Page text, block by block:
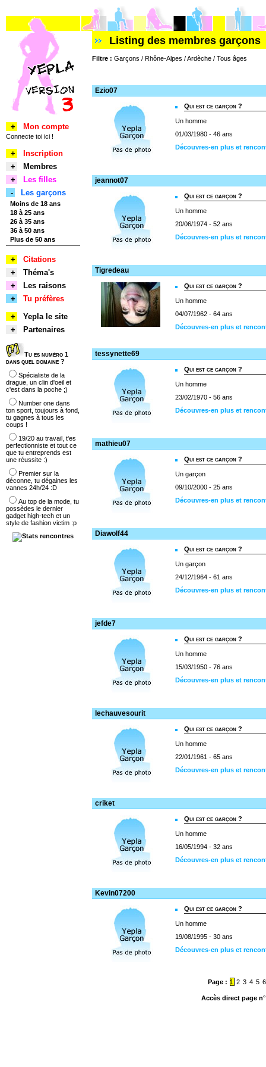
Listing des membres garçons
Filtre : Garçons / Rhône-Alpes / Ardèche / Tous âges
Ezio07
Qui est ce garçon ?
Un homme
01/03/1980 - 46 ans
Découvres-en plus et
jeannot07
Qui est ce garçon ?
Un homme
20/06/1974 - 52 ans
Découvres-en plus et
Tigredeau
Qui est ce garçon ?
Un homme
04/07/1962 - 64 ans
Découvres-en plus et
tessynette69
Qui est ce garçon ?
Un homme
23/02/1970 - 56 ans
Découvres-en plus et
mathieu07
Qui est ce garçon ?
Un garçon
09/10/2000 - 25 ans
Découvres-en plus et
Diawolf44
Qui est ce garçon ?
Un garçon
24/12/1964 - 61 ans
Découvres-en plus et
jefde7
Qui est ce garçon ?
Un homme
15/03/1950 - 76 ans
Découvres-en plus et
lechauvesourit
Qui est ce garçon ?
Un homme
22/01/1961 - 65 ans
Découvres-en plus et
criket
Qui est ce garçon ?
Un homme
16/05/1994 - 32 ans
Découvres-en plus et
Kevin07200
Qui est ce garçon ?
Un homme
19/08/1995 - 30 ans
Découvres-en plus et
Page : 1 2 3 4 5 6
Accès direct page
+ Mon compte
Connecte toi ici !
+
Inscription
+
Membres
+
Les filles
-
Les garçons
Moins de 18 ans
18 à 25 ans
26 à 35 ans
36 à 50 ans
Plus de 50 ans
+
Citations
+
Théma's
+
Les raisons
+
Tu préfères
+
Yepla le site
+
Partenaires
Tu es numéro 1
dans quel domaine ?
Spécialiste de la
drague, un clin d'oeil et
c'est dans la poche ;)
Number one dans
ton sport, toujours à fond,
tu gagnes à tous les
coups !
19/20 au travail, t'es
perfectionniste et tout ce
que tu entreprends est
une réussite :)
Premier sur la
déconne, tu dégaines les
vannes 24h/24 :D
Au top de la mode, tu
possèdes le dernier
gadget high-tech et un
style de fashion victim :p